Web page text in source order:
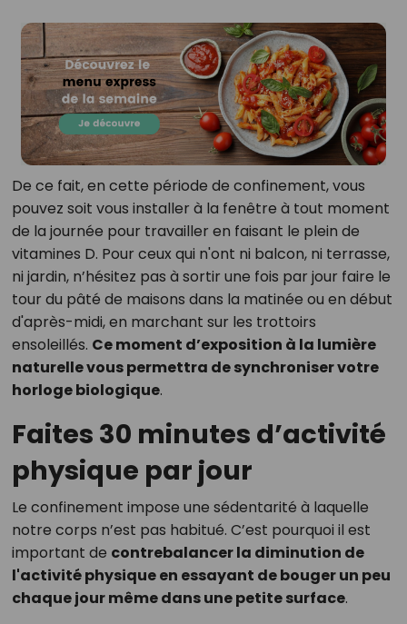
De ce fait, en cette période de confinement, vous
pouvez soit vous installer à la fenêtre à tout moment
de la journée pour travailler en faisant le plein de
vitamines D. Pour ceux qui n'ont ni balcon, ni terrasse,
ni jardin, n’hésitez pas à sortir une fois par jour faire le
tour du pâté de maisons dans la matinée ou en début
d'après-midi, en marchant sur les trottoirs
ensoleillés. Ce moment d’exposition à la lumière
naturelle vous permettra de synchroniser votre
horloge biologique.
Faites 30 minutes d’activité
physique par jour
Le confinement impose une sédentarité à laquelle
notre corps n’est pas habitué. C’est pourquoi il est
important de contrebalancer la diminution de
l'activité physique en essayant de bouger un peu
chaque jour même dans une petite surface.